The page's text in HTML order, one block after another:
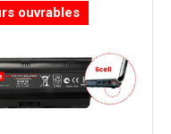
ouvrables